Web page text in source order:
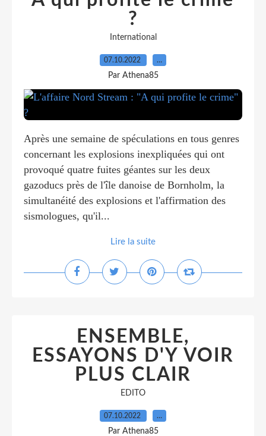
?
International
07.10.2022 …
Par Athena85
Après une semaine de spéculations en tous genres
concernant les explosions inexpliquées qui ont
provoqué quatre fuites géantes sur les deux
gazoducs près de l'île danoise de Bornholm, la
simultanéité des explosions et l'affirmation des
sismologues, qu'il...
Lire la suite
ENSEMBLE,
ESSAYONS D'Y VOIR
PLUS CLAIR
EDITO
07.10.2022 …
Par Athena85